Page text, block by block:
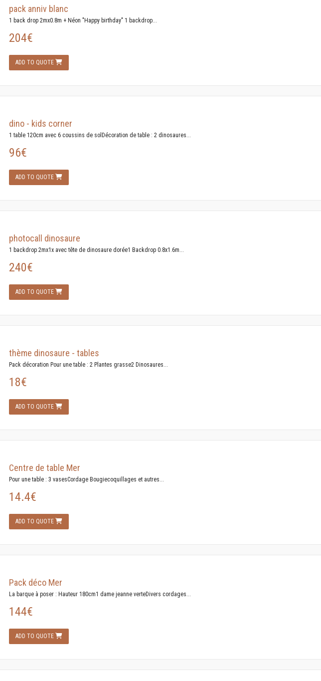
pack anniv blanc
1 back drop 2mx0.8m + Néon "Happy birthday" 1 backdrop...
204€
ADD TO QUOTE
dino - kids corner
1 table 120cm avec 6 coussins de solDécoration de table : 2 dinosaures...
96€
ADD TO QUOTE
photocall dinosaure
1 backdrop 2mx1x avec tête de dinosaure dorée1 Backdrop 0.8x1.6m...
240€
ADD TO QUOTE
thème dinosaure - tables
Pack décoration Pour une table : 2 Plantes grasse2 Dinosaures...
18€
ADD TO QUOTE
Centre de table Mer
Pour une table : 3 vasesCordage Bougiecoquillages et autres...
14.4€
ADD TO QUOTE
Pack déco Mer
La barque à poser : Hauteur 180cm1 dame jeanne verteDivers cordages...
144€
ADD TO QUOTE